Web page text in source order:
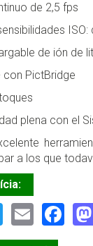
de 2,5 fps
ISO:
de ión de
con PictBridge
plena con el
a los que
TwitterEmail